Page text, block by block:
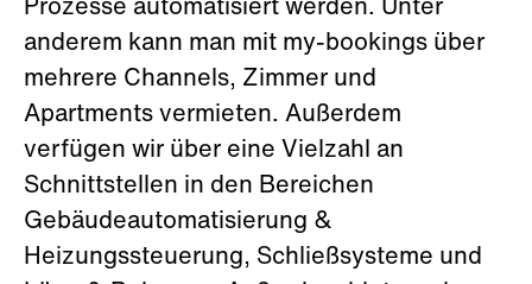
Prozesse automatisiert werden. Unter
anderem kann man mit my-bookings über
mehrere Channels, Zimmer und
Apartments vermieten. Außerdem
verfügen wir über eine Vielzahl an
Schnittstellen in den Bereichen
Gebäudeautomatisierung &
Heizungssteuerung, Schließsysteme und